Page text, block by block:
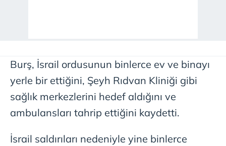
Burş, İsrail ordusunun binlerce ev ve binayı
yerle bir ettiğini, Şeyh Rıdvan Kliniği gibi
sağlık merkezlerini hedef aldığını ve
ambulansları tahrip ettiğini kaydetti.
İsrail saldırıları nedeniyle yine binlerce